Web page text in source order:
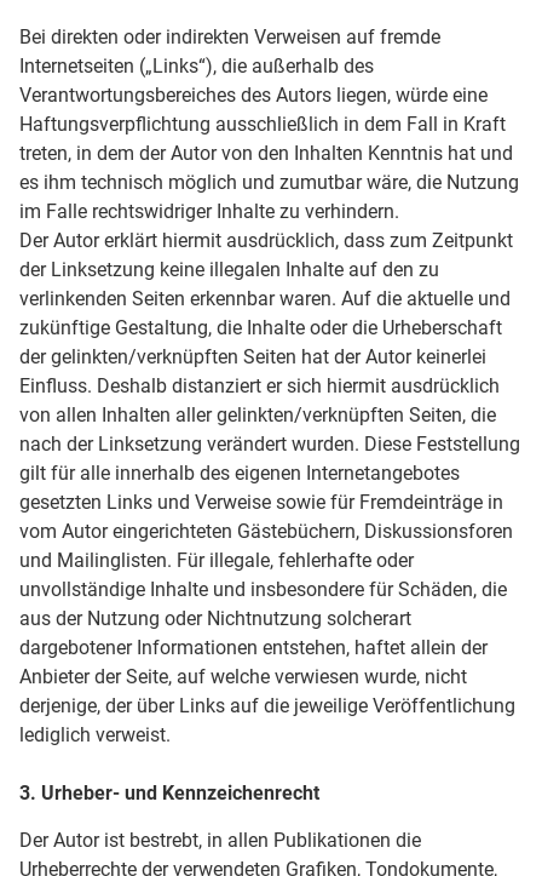
Bei direkten oder indirekten Verweisen auf fremde
Internetseiten („Links“), die außerhalb des
Verantwortungsbereiches des Autors liegen, würde eine
Haftungsverpflichtung ausschließlich in dem Fall in Kraft
treten, in dem der Autor von den Inhalten Kenntnis hat und
es ihm technisch möglich und zumutbar wäre, die Nutzung
im Falle rechtswidriger Inhalte zu verhindern.
Der Autor erklärt hiermit ausdrücklich, dass zum Zeitpunkt
der Linksetzung keine illegalen Inhalte auf den zu
verlinkenden Seiten erkennbar waren. Auf die aktuelle und
zukünftige Gestaltung, die Inhalte oder die Urheberschaft
der gelinkten/verknüpften Seiten hat der Autor keinerlei
Einfluss. Deshalb distanziert er sich hiermit ausdrücklich
von allen Inhalten aller gelinkten/verknüpften Seiten, die
nach der Linksetzung verändert wurden. Diese Feststellung
gilt für alle innerhalb des eigenen Internetangebotes
gesetzten Links und Verweise sowie für Fremdeinträge in
vom Autor eingerichteten Gästebüchern, Diskussionsforen
und Mailinglisten. Für illegale, fehlerhafte oder
unvollständige Inhalte und insbesondere für Schäden, die
aus der Nutzung oder Nichtnutzung solcherart
dargebotener Informationen entstehen, haftet allein der
Anbieter der Seite, auf welche verwiesen wurde, nicht
derjenige, der über Links auf die jeweilige Veröffentlichung
lediglich verweist.
3. Urheber- und Kennzeichenrecht
Der Autor ist bestrebt, in allen Publikationen die
Urheberrechte der verwendeten Grafiken, Tondokumente,